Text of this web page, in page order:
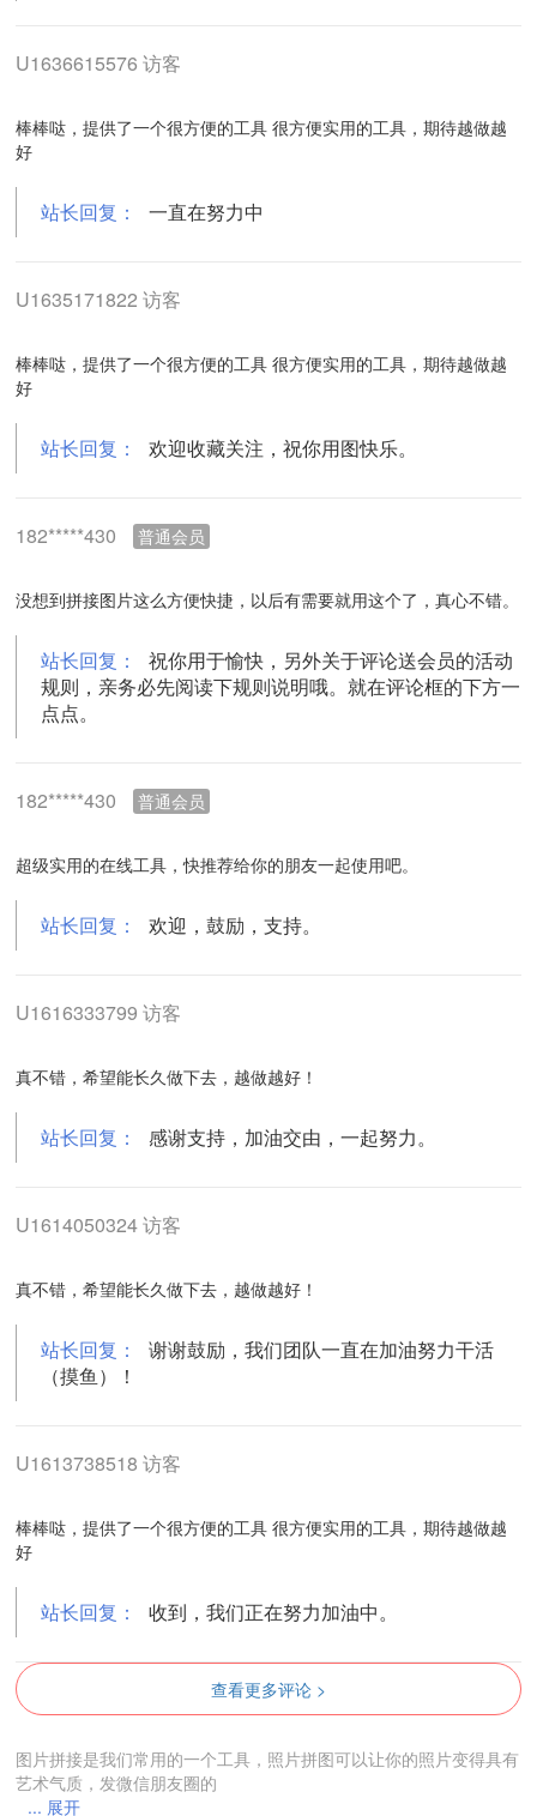
U1636615576 访客
棒棒哒，提供了一个很方便的工具 很方便实用的工具，期待越做越
好
站长回复： 一直在努力中
U1635171822 访客
棒棒哒，提供了一个很方便的工具 很方便实用的工具，期待越做越
好
站长回复： 欢迎收藏关注，祝你用图快乐。
182*****430 普通会员
没想到拼接图片这么方便快捷，以后有需要就用这个了，真心不错。
站长回复：
祝你用于愉快，另外关于评论送会员的活动
规则，亲务必先阅读下规则说明哦。就在评论框的下方一
点点。
182*****430 普通会员
超级实用的在线工具，快推荐给你的朋友一起使用吧。
站长回复： 欢迎，鼓励，支持。
U1616333799 访客
真不错，希望能长久做下去，越做越好！
站长回复： 感谢支持，加油交由，一起努力。
U1614050324 访客
真不错，希望能长久做下去，越做越好！
站长回复：
谢谢鼓励，我们团队一直在加油努力干活
（摸鱼）！
U1613738518 访客
棒棒哒，提供了一个很方便的工具 很方便实用的工具，期待越做越
好
站长回复： 收到，我们正在努力加油中。
查看更多评论 >
图片拼接是我们常用的一个工具，照片拼图可以让你的照片变得具有
艺术气质，发微信朋友圈的
... 展开